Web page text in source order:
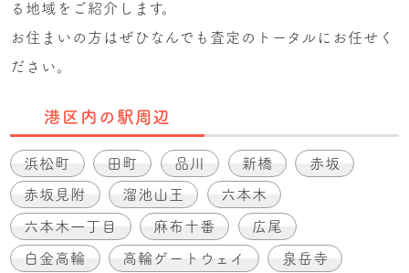
る地域をご紹介します。
お住まいの方はぜひなんでも査定のトータルにお任せく
ださい。
港区内の駅周辺
浜松町 田町 品川 新橋 赤坂
赤坂見附 溜池山王 六本木
六本木一丁目 麻布十番 広尾
白金高輪 高輪ゲートウェイ 泉岳寺